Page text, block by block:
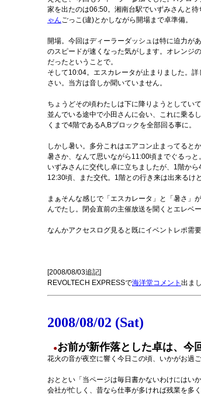
家を出たのは06:50。湘南台駅でいずみさんと
ゃんごっこ(違)とかしながら開場まで卓準備。
開場。今回はディーラーダッシュは特に迫力が
のスピードが速くなった気がします。オレンジ
だったということで。
そして10:04。エスカレータが止まりました。
さい。当方は音しか聞いていません。
ちょうどその頃わたしは下に降りようとしてい
並んでいる途中で小田さんに会い、これに乗る
くまで4階であるA,Bブロックを全部回る事に。
しかし暑い。多分これはエアコン止まってると
暑さか、なんて思いながら11:00頃までぐるっ
いずみさんに交代し卓に立ちましたが、1階か
12:30頃、また交代。1階との行き来は出来るけ
まぁそんな感じで「エスカレータ」と「暑さ」
んでたし。閉会直前の主催放送を聞くとエレベ
なんかアクセスログ見ると既にイベントレポ需
[2008/08/03追記]
REVOLTECH EXPRESSで海洋堂コメント 出ま
2008/08/02 (Sat)
●お前が新作落とした卓は、今
花火の音が夜空に響く今日この頃、いかがお過ご
おととい「当ページは毎日書かないわけにはい
会社が忙しく、昔なら仕事が多ければ残業を多